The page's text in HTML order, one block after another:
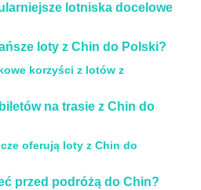
lotniska docelowe
loty z Chin do Polski?
korzyści z lotów z
na trasie z Chin do
oferują loty z Chin do
przed podróżą do Chin?